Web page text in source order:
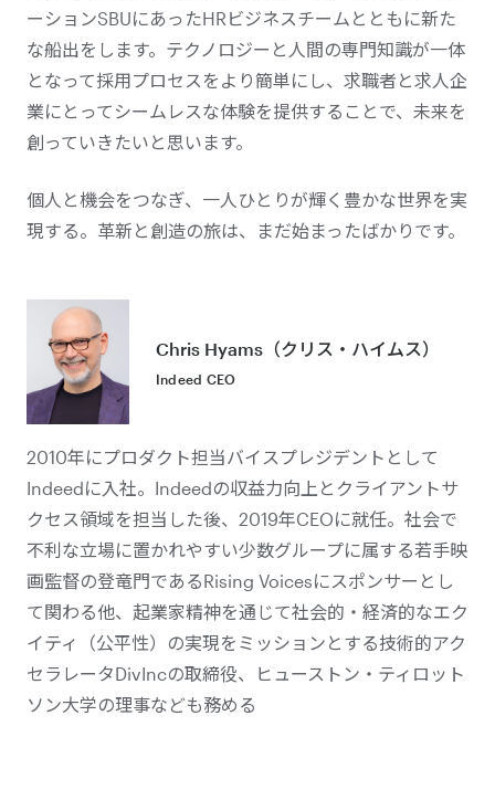
ーションSBUにあったHRビジネスチームとともに新た
な船出をします。テクノロジーと人間の専門知識が一体
となって採用プロセスをより簡単にし、求職者と求人企
業にとってシームレスな体験を提供することで、未来を
創っていきたいと思います。
個人と機会をつなぎ、一人ひとりが輝く豊かな世界を実
現する。革新と創造の旅は、まだ始まったばかりです。
Chris Hyams（クリス・ハイムス）
Indeed CEO
2010年にプロダクト担当バイスプレジデントとして
Indeedに入社。Indeedの収益力向上とクライアントサ
クセス領域を担当した後、2019年CEOに就任。社会で
不利な立場に置かれやすい少数グループに属する若手映
画監督の登竜門であるRising Voicesにスポンサーとし
て関わる他、起業家精神を通じて社会的・経済的なエク
イティ（公平性）の実現をミッションとする技術的アク
セラレータDivIncの取締役、ヒューストン・ティロット
ソン大学の理事なども務める